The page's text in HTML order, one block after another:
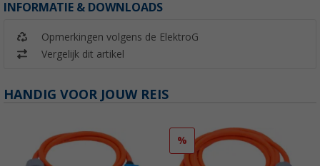
INFORMATIE & DOWNLOADS
Opmerkingen volgens de ElektroG
Vergelijk dit artikel
HANDIG VOOR JOUW REIS
%